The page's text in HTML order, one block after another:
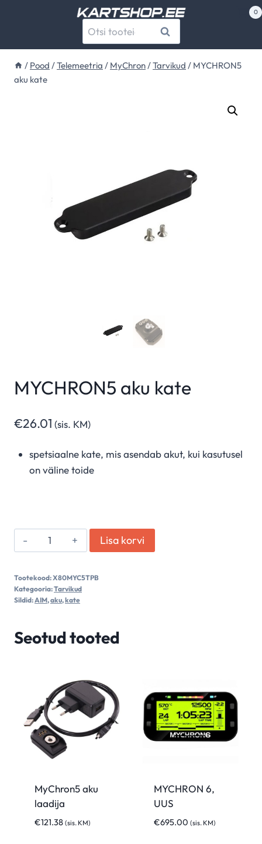
0
Otsi: Otsi
/ Pood /Telemeetria / MyChron/Tarvikud / MYCHRON5
aku kate
MYCHRON5 aku kate
€26.01 (sis. KM)
spetsiaalne kate, mis asendab akut, kui kasutusel
on väline toide
MYCHRON5
aku
kogus
Lisa korvi
Tootekood:X80MYC5TPB
Kategooria:Tarvikud
Sildid:AIM,aku,kate
Seotud tooted
MyChron5 aku
laadija
€121.38 (sis. KM)
MYCHRON 6,
UUS
€695.00 (sis. KM)